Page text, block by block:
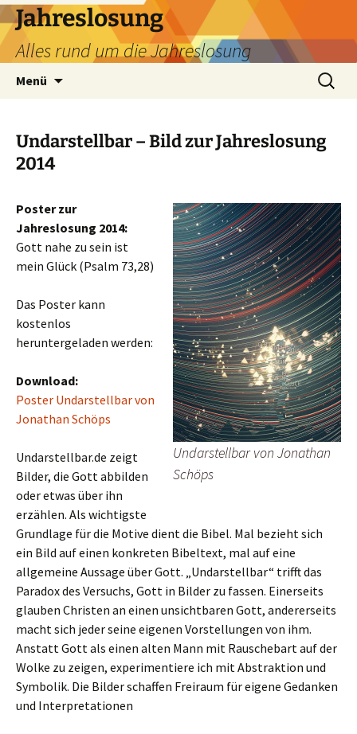
Zum
Inhalt
springen
Jahreslosung
Alles rund um die Jahreslosung
Menü
Suchen
nach:
Undarstellbar – Bild zur Jahreslosung
2014
Undarstellbar von Jonathan
Schöps
Poster zur
Jahreslosung 2014:
Gott nahe zu sein ist
mein Glück (Psalm 73,28)
Das Poster kann
kostenlos
heruntergeladen werden:
Download:
Poster Undarstellbar von
Jonathan Schöps
Undarstellbar.de zeigt
Bilder, die Gott abbilden
oder etwas über ihn
erzählen. Als wichtigste
Grundlage für die Motive dient die Bibel. Mal bezieht sich
ein Bild auf einen konkreten Bibeltext, mal auf eine
allgemeine Aussage über Gott. „Undarstellbar“ trifft das
Paradox des Versuchs, Gott in Bilder zu fassen. Einerseits
glauben Christen an einen unsichtbaren Gott, andererseits
macht sich jeder seine eigenen Vorstellungen von ihm.
Anstatt Gott als einen alten Mann mit Rauschebart auf der
Wolke zu zeigen, experimentiere ich mit Abstraktion und
Symbolik. Die Bilder schaffen Freiraum für eigene Gedanken
und Interpretationen